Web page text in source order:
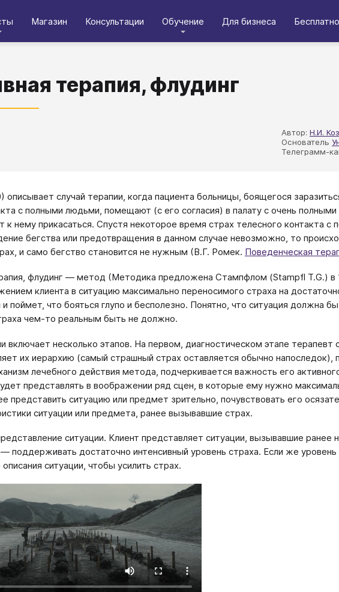
Магазин Консультации Обучение Для бизнеса Бесплатно
терапия, флудинг
Автор: Н.И.
Основатель
Телеграмм-
описывает случай терапии, когда пациента больницы, боящегося
с полными людьми, помещают (с его согласия) в палату с очень
к нему прикасаться. Спустя некоторое время страх телесного контакта с
бегства или предотвращения в данном случае невозможно, то
и само бегство становится не нужным (В.Г. Ромек. Поведенческая
флудинг — метод (Методика предложена Стампфлом (Stampfl T.G.) в
клиента в ситуацию максимально переносимого страха на
и поймет, что бояться глупо и бесполезно. Понятно, что ситуация должна
чем-то реальным быть не должно.
включает несколько этапов. На первом, диагностическом этапе терапевт
их иерархию (самый страшный страх оставляется обычно напоследок),
лечебного действия метода, подчеркивается важность его
представлять в воображении ряд сцен, в которые ему нужно
представить ситуацию или предмет зрительно, почувствовать его
ситуации или предмета, ранее вызывавшие страх.
ситуации. Клиент представляет ситуации, вызывавшие ранее
поддерживать достаточно интенсивный уровень страха. Если же
ситуации, чтобы усилить страх.